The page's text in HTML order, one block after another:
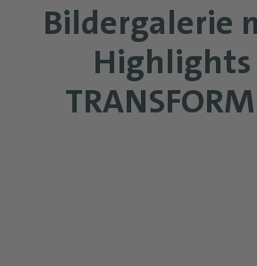
Bildergalerie
Highlights